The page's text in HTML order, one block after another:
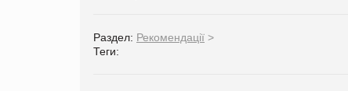
Раздел: Рекомендації >
Теги: